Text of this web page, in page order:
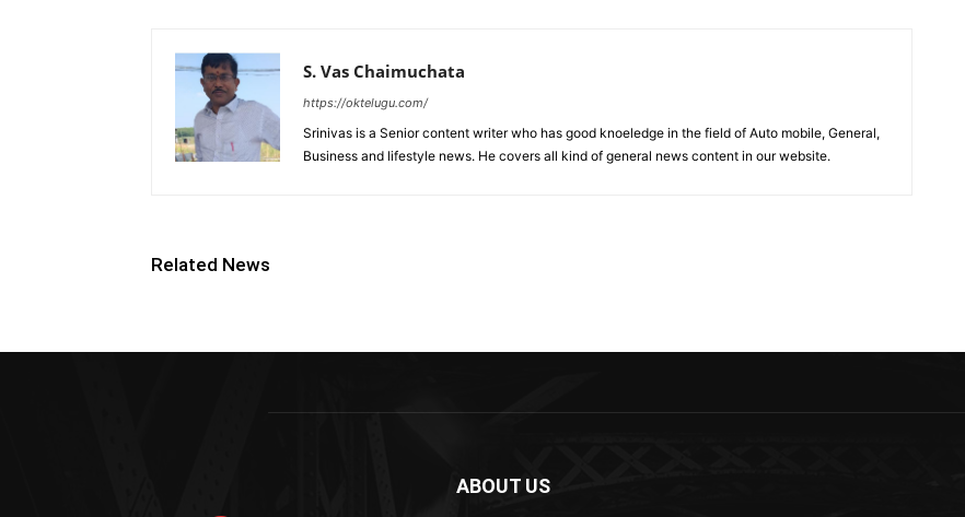
S. Vas Chaimuchata
https://oktelugu.com/
Srinivas is a Senior content writer who has good knoeledge in the field of Auto mobile, General,
Business and lifestyle news. He covers all kind of general news content in our website.
Related News
ABOUT US